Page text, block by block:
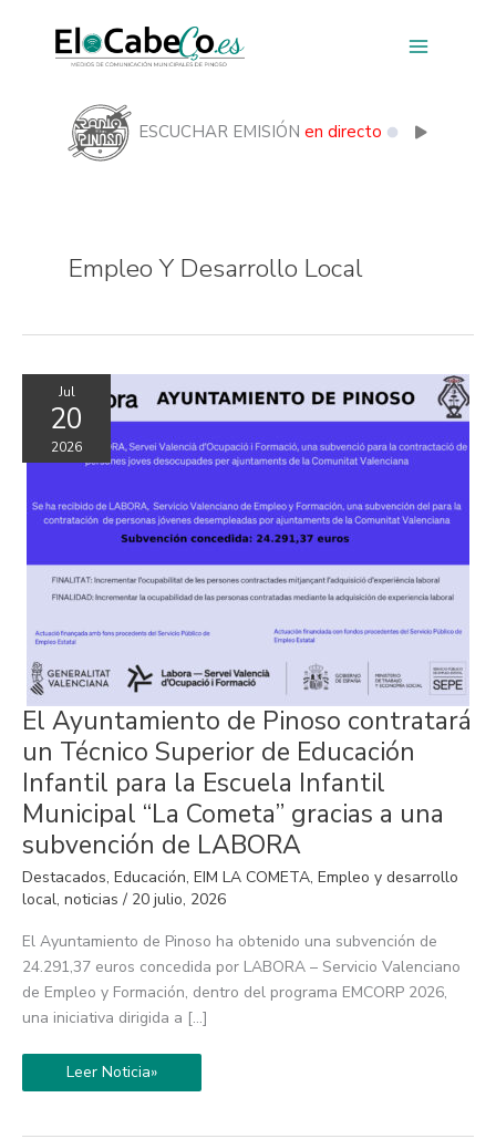
contenido
ESCUCHAR EMISIÓN en directo
Empleo Y Desarrollo Local
Jul
20
2026
El Ayuntamiento de Pinoso contratará
un Técnico Superior de Educación
Infantil para la Escuela Infantil
Municipal “La Cometa” gracias a una
subvención de LABORA
Destacados, Educación, EIM LA COMETA, Empleo y desarrollo
local, noticias / 20 julio, 2026
El Ayuntamiento de Pinoso ha obtenido una subvención de
24.291,37 euros concedida por LABORA – Servicio Valenciano
de Empleo y Formación, dentro del programa EMCORP 2026,
una iniciativa dirigida a […]
El
Ayuntamiento
de
Pinoso
contratará
un
Técnico
Superior
de
Educación
Infantil
para
la
Municipal
“La
Cometa”
gracias
a
una
de
LABORA
Leer Noticia»